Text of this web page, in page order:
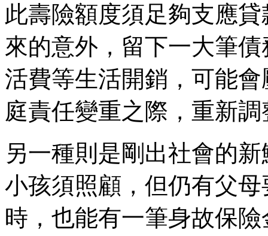
此壽險額度須足夠支應
來的意外，留下一大筆
活費等生活開銷，可能
庭責任變重之際，重新
另一種則是剛出社會的
小孩須照顧，但仍有父
時，也能有一筆身故保